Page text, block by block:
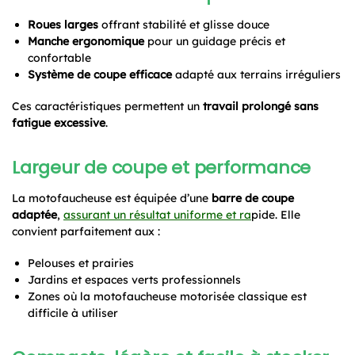
Roues larges offrant stabilité et glisse douce
Manche ergonomiquepour un guidage précis et
confortable
Système de coupe efficaceadapté aux terrains irréguliers
Ces caractéristiques permettent un travail prolongé sans
fatigue excessive.
Largeur de coupe et performance
La motofaucheuse est équipée d’une barre de coupe
adaptée, assurant un résultat uniforme et rapide. Elle
convient parfaitement aux :
Pelouses et prairies
Jardins et espaces verts professionnels
Zones où la motofaucheuse motorisée classique est
difficile à utiliser